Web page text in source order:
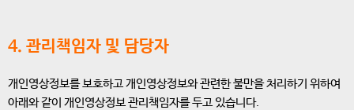
4. 관리책임자 및 담당자
개인영상정보를 보호하고 개인영상정보와 관련한 불만을 처리하기 위하여
아래와 같이 개인영상정보 관리책임자를 두고 있습니다.